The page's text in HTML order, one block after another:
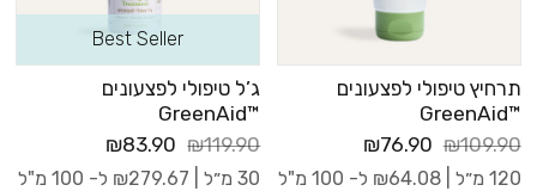
תרחיץ טיפולי לפצעונים
™GreenAid
₪109.90
₪76.90
120 מ״ל | ₪64.08 ל- 100 מ"ל
Best Seller
ג’ל טיפולי לפצעונים
™GreenAid
₪119.90
₪83.90
30 מ״ל | ₪279.67 ל- 100 מ"ל